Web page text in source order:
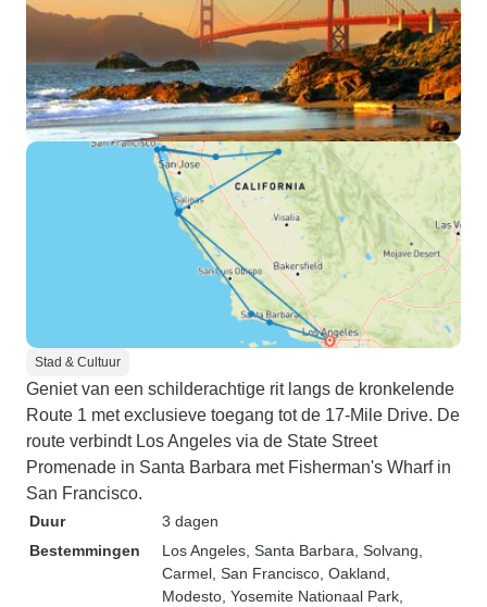
Stad & Cultuur
Geniet van een schilderachtige rit langs de kronkelende
Route 1 met exclusieve toegang tot de 17-Mile Drive. De
route verbindt Los Angeles via de State Street
Promenade in Santa Barbara met Fisherman's Wharf in
San Francisco.
Duur
3 dagen
Bestemmingen
Los Angeles , Santa Barbara , Solvang
Carmel , San Francisco , Oakland
Modesto , Yosemite Nationaal Park